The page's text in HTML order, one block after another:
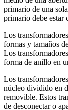
primario de una
primario debe estar
Los
formas y tamaños
Los
forma de anillo en
Los
núcleo dividido en
removible. Estos
de desconectar o